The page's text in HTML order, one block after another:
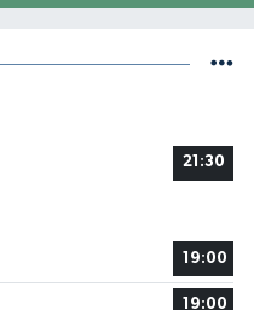
21:30
19:00
19:00